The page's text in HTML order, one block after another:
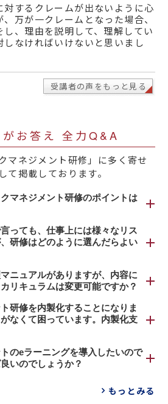
対するクレームが出ないように心
万が一クレームとなった場合、
、理由を説明して、理解してい
しなければいけないと思いまし
受講者の声をもっと見る
お答え 全力Q&A
マネジメント研修」に多く寄せ
て掲載しております。
マネジメント研修のポイントは
クマネジメント関連研修の最
時間の半分を占める豊富な演
徴は「リスクの洗い出し」
」「リスク対策会議」です。
演習問題、グループワークの
スクにはどのような種類があ
ます。②洗い出したリスクの
を行います。③「リスクが発
ような対応を行うべきか」に
」を考えます。組織の課題を
っても、仕事上には様々なリス
研修はどのように選んだらよい
って生じる不都合(事務リス
に対するお客さまからの苦情
不適切な顧客サービスから生
ピュテーションリスク）、仕
違反（コンプライアンスリス
大なり小なり潜んでいます。
小様々なリスクそれぞれに対
リスクがトラブルとして顕在
ニュアルがありますが、内容に
リキュラムは変更可能ですか？
。リスクマネジメント研修を
ては、まず、現状どのような
されているかお伺いできれば
。
ルについては、研修中にテキ
す。研修中に講師が適宜マニ
研修を内製化することになりま
なくて困っています。内製化支
ービス
スをご提供しております。研
のeラーニングを導入したいので
いのでしょうか？
入するにあたっては、大きく
もっとみる